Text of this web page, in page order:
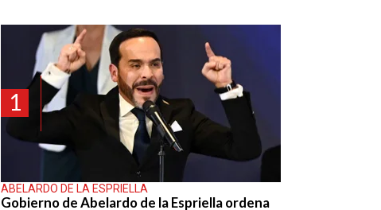
1
ABELARDO DE LA ESPRIELLA
Gobierno de Abelardo de la Espriella ordena